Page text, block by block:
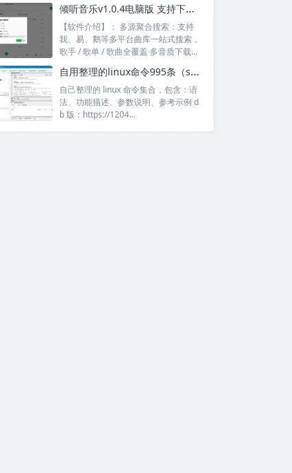
倾听音乐v1.0.4电脑版 支持下载无损音质 可听可下有歌词
【软件介绍】： 多源聚合搜索：支持
我、易、鹅等多平台曲库一站式搜索，
歌手 / 歌单 / 歌曲全覆盖 多音质下载...
自用整理的linux命令995条（sql+excel）
自己整理的 linux 命令集合，包含：语
法、功能描述、参数说明、参考示例 d
b 版：https://1204...